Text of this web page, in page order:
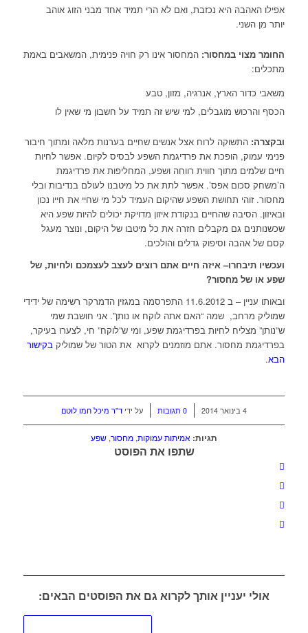
אפילו האהבה היא נכזבת, ואם לא הרי תמיד אחד מבני הזוג אוהב
יותר מן השני.
החומר מצוי במחסור: המחסור אינו רק חויה פנימית, המשאבים באמת
מתכלים:
משאבי כדור הארץ, אנרגיה, מזון, טבע
הכסף והרכוש מוגבלים, למי שיש זה תמיד על חשבון מי שאין לו
ובקצרה: התשוקה לרוח אצל אנשים שחיים בערנות מלאה ומתוך חיבור
פנימי עמוק, הופכת את פרדיגמת השפע לבסיס לקיום. אפשר לחיות
חיים שלמים מתוך חווית רווחה ושפע, המחליפות את פרדיגמת
ה’משחק סכום אפס’. אפשר לתת את כל מיטבנו לעולם בנדיבות ובלי
מחסור. זוהי תחושת השפע שהיקום העמיד לכל מי שחיי את חייו נכון
ובאיזון. הסיבה שהחיים בנקודת איזון מדויקת יכולים להיות שפע היא
שכשנותנים גם מקבלים חזרה את כל מיטבו של היקום, ונוצר מעגל
קסם של אהבה וסיפוק גדלים והולכים.
ועכשיו תיבחרו– איזה חיים אתם רוצים לעצב לעצמכם ולחיות, של
שפע או של מחסור?
ובאותו עניין – ב 11.6.2012 התפרסמה במגזין הדמרקר רשימה של ידידי
שמוליק מרחב, שמה “האם אתה לוקח או נותן”. אני חושבת שמי
ש”נותן” מצליח לחיות בפרדיגמת שפע, ומי ש”לוקח” חי, לצערו בעיקר,
בפרדיגמת מחסור. אתם מוזמנים לקרוא את הטור של שמוליק בקישור
הבא.
4 בינואר 2014 / 0 תגובות על ידי ד"ר מיכל חמו לוטם
תגיות: אמיתות עמוקות, מחסור, שפע
שתפו את הפוסט
אולי יעניין אותך לקרוא גם את הפוסטים הבאים: